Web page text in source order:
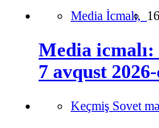
Media İcmalı,
Media icmalı:
7 avqust
Keçmiş Sovet